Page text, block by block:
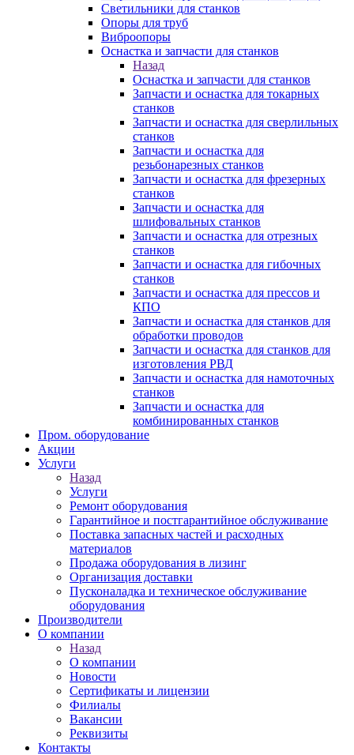
Светильники для станков
Опоры для труб
Виброопоры
Оснастка и запчасти для станков
Назад
Оснастка и запчасти для станков
Запчасти и оснастка для токарных
станков
Запчасти и оснастка для сверлильных
станков
Запчасти и оснастка для
резьбонарезных станков
Запчасти и оснастка для фрезерных
станков
Запчасти и оснастка для
шлифовальных станков
Запчасти и оснастка для отрезных
станков
Запчасти и оснастка для гибочных
станков
Запчасти и оснастка для прессов и
КПО
Запчасти и оснастка для станков для
обработки проводов
Запчасти и оснастка для станков для
изготовления РВД
Запчасти и оснастка для намоточных
станков
Запчасти и оснастка для
комбинированных станков
Пром. оборудование
Акции
Услуги
Назад
Услуги
Ремонт оборудования
Гарантийное и постгарантийное обслуживание
Поставка запасных частей и расходных
материалов
Продажа оборудования в лизинг
Организация доставки
Пусконаладка и техническое обслуживание
оборудования
Производители
О компании
Назад
О компании
Новости
Сертификаты и лицензии
Филиалы
Вакансии
Реквизиты
Контакты